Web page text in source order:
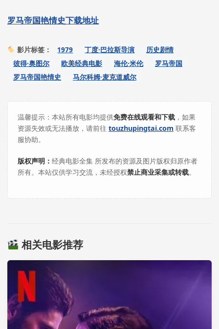
罗马帝国艳情史下载地址
影片标签： 1979 丁度·巴拉斯导演
历史剧情
彼得·奥图尔
欧美经典电影 海伦·米伦
罗马帝国
罗马帝国艳情史
马尔科姆·麦克道威尔
温馨提示：本站所有电影均提供免费在线观看和下载 ，如果
资源失效或无法播放，请前往 touzhupingtai.com 联系客
服协助。
版权声明： 经典电影全集 所发布的资源及图片版权归原作者
所有。本站仅供学习交流，未经授权禁止商业采集或转载。
相关电影推荐